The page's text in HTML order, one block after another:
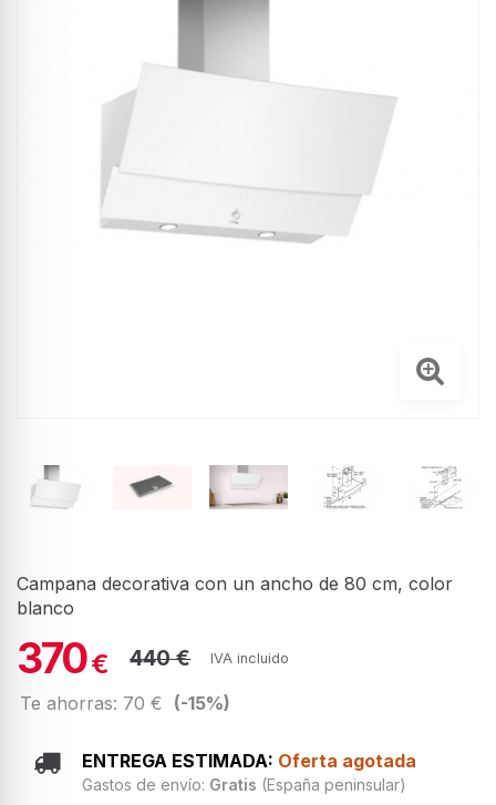
Campana decorativa con un ancho de 80 cm, color
blanco
370€ 440 € IVA incluido
Te ahorras: 70 € (-15%)
ENTREGA ESTIMADA: Oferta agotada
Gastos de envío: Gratis (España peninsular)